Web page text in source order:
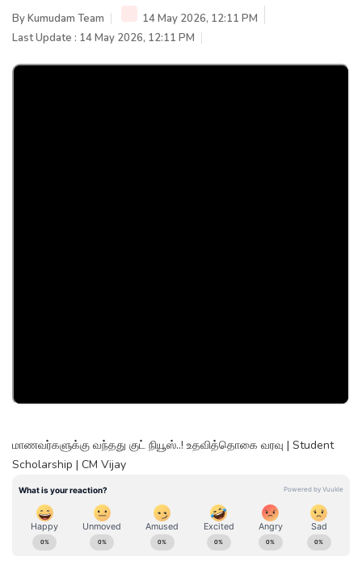
ByKumudam Team
14 May 2026, 12:11 PM
Last Update : 14 May 2026, 12:11 PM
மாணவர்களுக்கு வந்தது குட் நியூஸ்..! உதவித்தொகை வரவு | Student
Scholarship | CM Vijay